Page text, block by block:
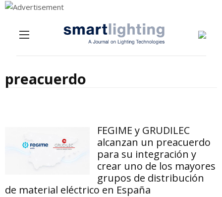
preacuerdo
FEGIME y GRUDILEC
alcanzan un preacuerdo
para su integración y
crear uno de los mayores
grupos de distribución
de material eléctrico en España